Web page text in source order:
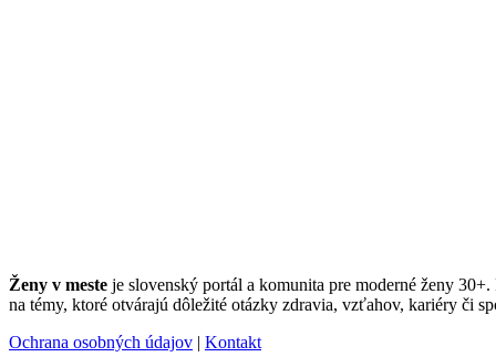
Ženy v meste je slovenský portál a komunita pre moderné ženy
na témy, ktoré otvárajú dôležité otázky zdravia, vzťahov, kariéry či
Ochrana osobných údajov | Kontakt